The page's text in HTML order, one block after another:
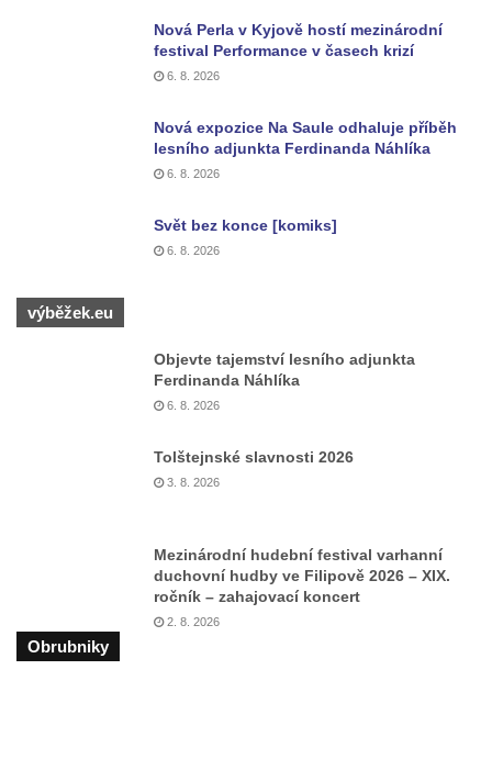
Nová Perla v Kyjově hostí mezinárodní
festival Performance v časech krizí
6. 8. 2026
Nová expozice Na Saule odhaluje příběh
lesního adjunkta Ferdinanda Náhlíka
6. 8. 2026
Svět bez konce [komiks]
6. 8. 2026
výběžek.eu
Objevte tajemství lesního adjunkta
Ferdinanda Náhlíka
6. 8. 2026
Tolštejnské slavnosti 2026
3. 8. 2026
Mezinárodní hudební festival varhanní
duchovní hudby ve Filipově 2026 – XIX.
ročník – zahajovací koncert
2. 8. 2026
Obrubniky